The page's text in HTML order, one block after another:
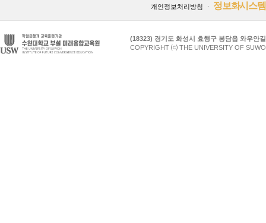
개인정보처리방침 ㆍ 정보화시스템
(18323) 경기도 화성시 효행구 봉담읍 와우안
COPYRIGHT ⒞ THE UNIVERSITY OF